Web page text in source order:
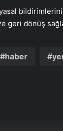
dönüş
haber